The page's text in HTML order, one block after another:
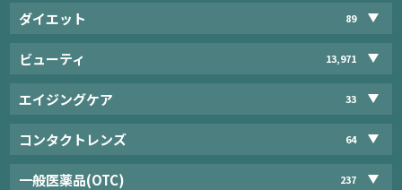
ダイエット 89
ビューティ 13,971
エイジングケア 33
コンタクトレンズ 64
一般医薬品(OTC) 237